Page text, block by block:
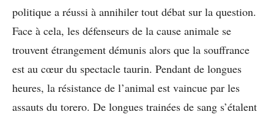
politique a réussi à annihiler tout débat sur la question.
Face à cela, les défenseurs de la cause animale se
trouvent étrangement démunis alors que la souffrance
est au cœur du spectacle taurin. Pendant de longues
heures, la résistance de l’animal est vaincue par les
assauts du torero. De longues trainées de sang s’étalent